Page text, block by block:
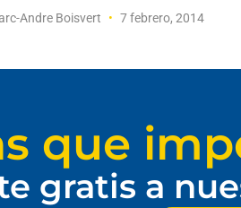
Andre Boisvert 7 febrero, 2014
que
gratis a